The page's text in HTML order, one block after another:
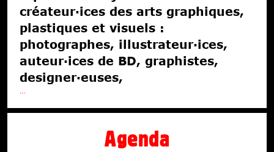
créateur·ices des arts graphiques,
plastiques et visuels :
photographes, illustrateur·ices,
auteur·ices de BD, graphistes,
designer·euses,
…
Agenda